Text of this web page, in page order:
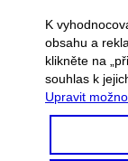
K
obsahu a
klikněte na
souhlas k
Upravit